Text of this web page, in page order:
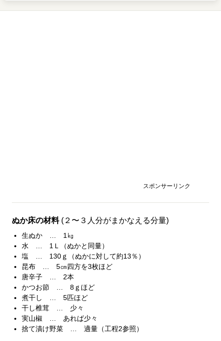
スポンサーリンク
ぬか床の材料 (２〜３人分がまかなえる分量)
生ぬか … 1㎏
水 … 1Ｌ（ぬかと同量）
塩 … 130ｇ（ぬかに対して約13％）
昆布 … 5㎝四方を3枚ほど
唐辛子 … 2本
かつお節 … 8ｇほど
煮干し … 5匹ほど
干し椎茸 … 少々
実山椒 … あれば少々
捨て漬け野菜 … 適量（工程2参照）